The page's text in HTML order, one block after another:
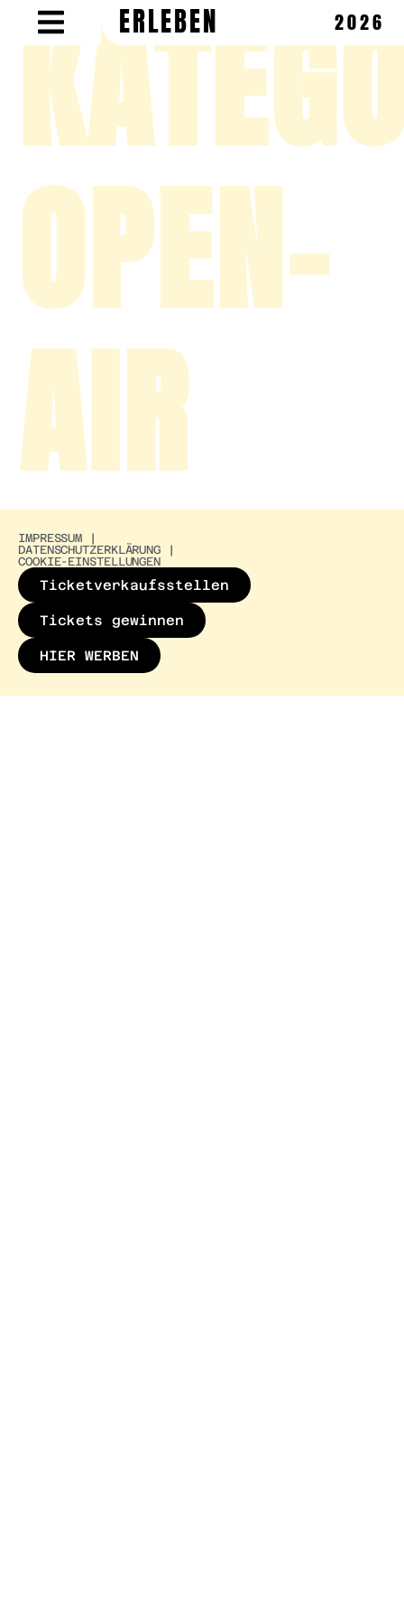
ERLEBEN 2026
OPEN-
AIR
IMPRESSUM |
DATENSCHUTZERKLÄRUNG |
COOKIE-EINSTELLUNGEN
Ticketverkaufsstellen
Tickets gewinnen
HIER WERBEN